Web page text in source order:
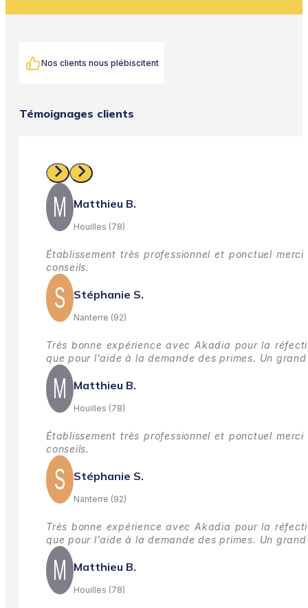
Nos clients nous plébiscitent
Témoignages clients
Matthieu B.
Houilles (78)
Établissement très professionnel et ponctuel
conseils.
Stéphanie S.
Nanterre (92)
Très bonne expérience avec Akadia pour la
que pour l'aide à la demande des primes. Un
Matthieu B.
Houilles (78)
Établissement très professionnel et ponctuel
conseils.
Stéphanie S.
Nanterre (92)
Très bonne expérience avec Akadia pour la
que pour l'aide à la demande des primes. Un
Matthieu B.
Houilles (78)